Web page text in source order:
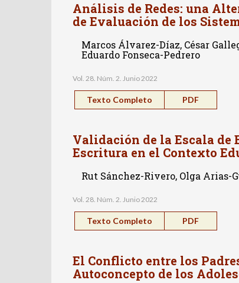
Análisis de Redes: una
de Evaluación de los
Marcos Álvarez-Díaz, César
Eduardo Fonseca-Pedrero
Vol. 28. Núm. 2. Junio 2022
Texto Completo PDF
Validación de la Escala de
Escritura en el Contexto
Rut Sánchez-Rivero, Olga Arias-
Vol. 28. Núm. 2. Junio 2022
Texto Completo PDF
El Conflicto entre los
Autoconcepto de los